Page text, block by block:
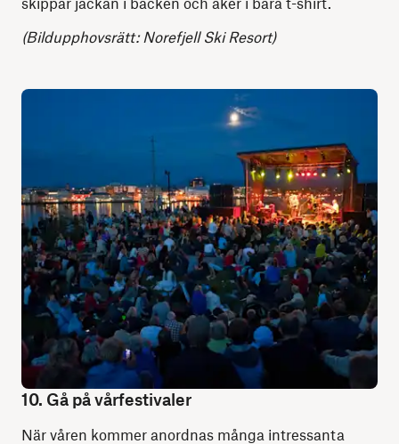
(Bildupphovsrätt: Norefjell Ski Resort)
10. Gå på vårfestivaler
När våren kommer anordnas många intressanta